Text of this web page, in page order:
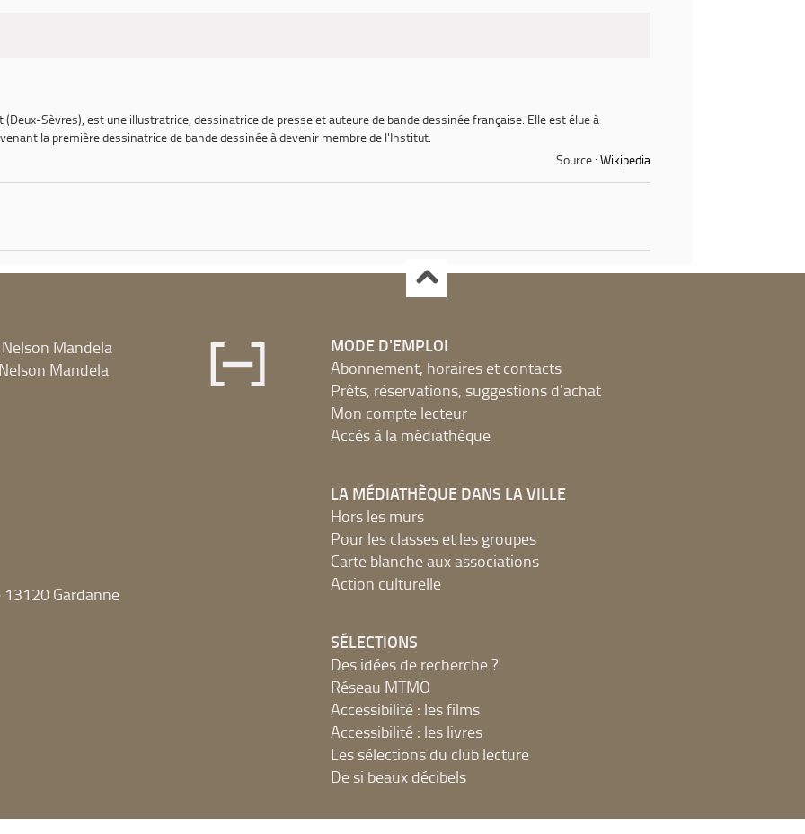
Sèvres), est une illustratrice, dessinatrice de presse et auteure de bande dessinée française. Elle est élue à
la première dessinatrice de bande dessinée à devenir membre de l'Institut.
Source : Wikipedia
Mandela
Mandela
Gardanne
MODE D'EMPLOI
Abonnement, horaires et contacts
Prêts, réservations, suggestions d'achat
Mon compte lecteur
Accès à la médiathèque
LA MÉDIATHÈQUE DANS LA VILLE
Hors les murs
Pour les classes et les groupes
Carte blanche aux associations
Action culturelle
SÉLECTIONS
Des idées de recherche ?
Réseau MTMO
Accessibilité : les films
Accessibilité : les livres
Les sélections du club lecture
De si beaux décibels